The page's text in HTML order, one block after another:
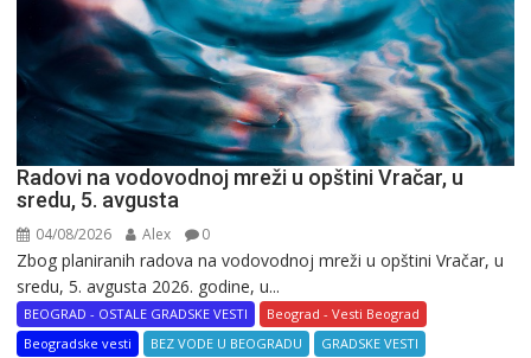
Radovi na vodovodnoj mreži u opštini Vračar, u
sredu, 5. avgusta
04/08/2026 Alex 0
Zbog planiranih radova na vodovodnoj mreži u opštini Vračar, u
sredu, 5. avgusta 2026. godine, u...
BEOGRAD - OSTALE GRADSKE VESTI
Beograd - Vesti Beograd
Beogradske vesti
BEZ VODE U BEOGRADU
GRADSKE VESTI